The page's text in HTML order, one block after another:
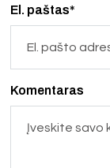
El. paštas*
Komentaras